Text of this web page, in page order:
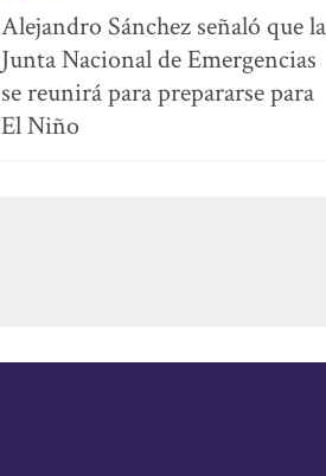
Alejandro Sánchez señaló que la
Junta Nacional de Emergencias
se reunirá para prepararse para
El Niño